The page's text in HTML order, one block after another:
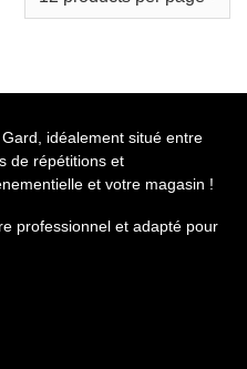
idéalement situé entre
de répétitions et
et votre magasin !
professionnel et adapté pour